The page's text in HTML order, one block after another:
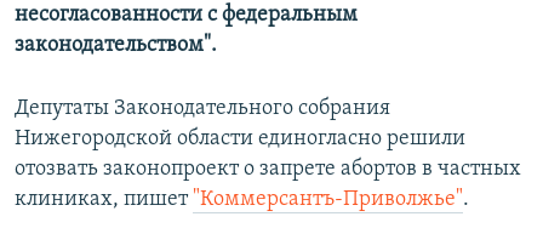
Все сайты РСЕ/РС
несогласованности с федеральным
законодательством".
Депутаты Законодательного собрания
Нижегородской области единогласно решили
отозвать законопроект о запрете абортов в частных
клиниках, пишет "Коммерсантъ-Приволжье".